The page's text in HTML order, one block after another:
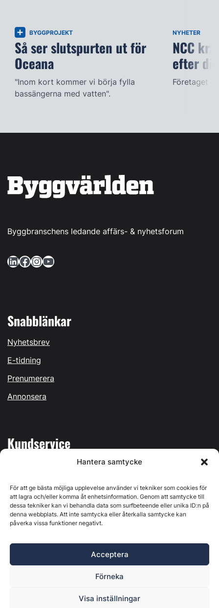
Hantera samtycke
För att ge bästa möjliga upplevelse använder vi tekniker som cookies för
att lagra och/eller komma åt enhetsinformation. Genom att samtycke till
dessa tekniker kan vi behandla data som surfbeteende eller unika ID:n på
denna webbplats. Att inte samtycka eller återkalla samtycke kan
påverka vissa funktioner negativt.
Acceptera
Förneka
Visa inställningar
BYGGPROJEKT
Så ser slutspurten ut för
Oceana
"Inom kort kommer vi börja fylla
bassängerna med vatten".
NYHETER
NCC
efter
Företaget
Byggbranschens ledande affärs- & nyhetsforum
LinkedIn Facebook InstagramYouTube
Snabblänkar
Nyhetsbrev
E-tidning
Prenumerera
Annonsera
Kundservice
Kontakta oss
Östernäsvägen 1, 827 32 Ljusdal, org.nr: 556625-6425 -
Ansvarig utgivare: Henrik Ekberg. Innehållet på denna
webbplats är upphovsrättsligt skyddat. Ange källa vid citering.
Byggvärlden är en del avMarknadsdatagruppen
Policy för datahantering, integritet och cookies